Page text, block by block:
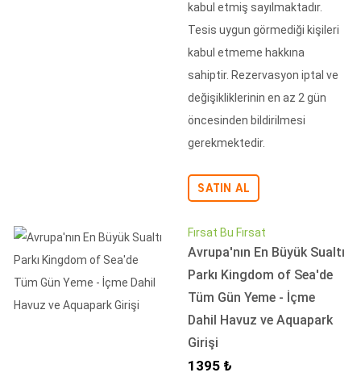
kabul etmiş sayılmaktadır.
Tesis uygun görmediği kişileri
kabul etmeme hakkına
sahiptir. Rezervasyon iptal ve
değişikliklerinin en az 2 gün
öncesinden bildirilmesi
gerekmektedir.
SATIN AL
Fırsat Bu Fırsat
Avrupa'nın En Büyük Sualtı
Parkı Kingdom of Sea'de
Tüm Gün Yeme - İçme
Dahil Havuz ve Aquapark
Girişi
İndirimli Fiyat
1395 ₺